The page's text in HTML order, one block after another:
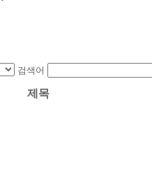
검색어
제목